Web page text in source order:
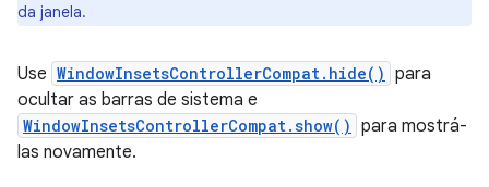
da janela.
Use WindowInsetsControllerCompat.hide() para
ocultar as barras de sistema e
WindowInsetsControllerCompat.show() para mostrá-
las novamente.